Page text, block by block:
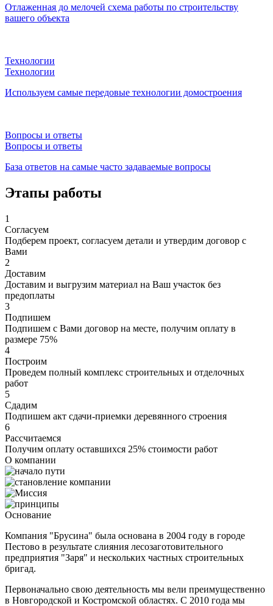
Отлаженная до мелочей схема работы по строительству
вашего объекта
Технологии
Технологии
Используем самые передовые технологии домостроения
Вопросы и ответы
Вопросы и ответы
База ответов на самые часто задаваемые вопросы
Этапы работы
1
Согласуем
Подберем проект, согласуем детали и утвердим договор с
Вами
2
Доставим
Доставим и выгрузим материал на Ваш участок без
предоплаты
3
Подпишем
Подпишем с Вами договор на месте, получим оплату в
размере 75%
4
Построим
Проведем полный комплекс строительных и отделочных
работ
5
Сдадим
Подпишем акт сдачи-приемки деревянного строения
6
Рассчитаемся
Получим оплату оставшихся 25% стоимости работ
О компании
Основание
Компания "Брусина" была основана в 2004 году в городе
Пестово в результате слияния лесозаготовительного
предприятия "Заря" и нескольких частных строительных
бригад.
Первоначально свою деятельность мы вели преимущественно
в Новгородской и Костромской областях. С 2010 года мы